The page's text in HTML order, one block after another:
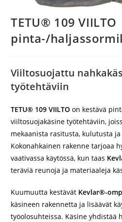
TETU® 109 VIILTO
pinta-/
Viiltosuojattu
työtehtäviin
TETU® 109 VIILTO on kestävä
viiltosuojakäsine työtehtäviin,
mekaanista rasitusta, kulutusta
Kokonahkainen rakenne tarjoaa
vaativassa käytössä, kun taas
teräviä reunoja ja materiaaleja
Kuumuutta kestävät Kevlar®-
käsineen rakennetta ja lisäävät
työolosuhteissa. Käsine yhdistää